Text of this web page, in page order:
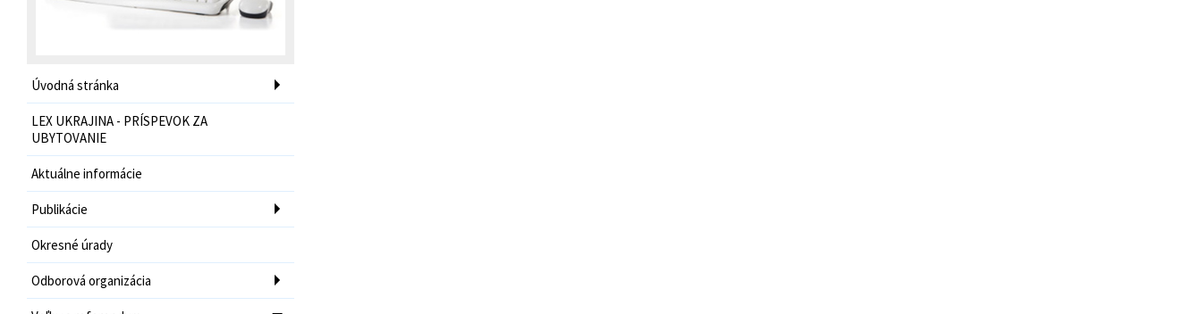
Úvodná stránka
LEX UKRAJINA - PRÍSPEVOK ZA
UBYTOVANIE
Aktuálne informácie
Publikácie
Okresné úrady
Odborová organizácia